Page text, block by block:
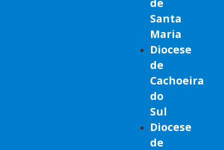
Santa
Maria
Diocese
de
Cachoeira
do
Sul
Diocese
de